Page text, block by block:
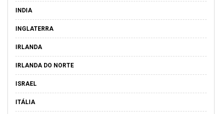
INDIA
INGLATERRA
IRLANDA
IRLANDA DO NORTE
ISRAEL
ITÁLIA